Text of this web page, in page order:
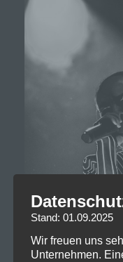
Stand: 01.09.2025
Wir freuen uns
Unternehmen.